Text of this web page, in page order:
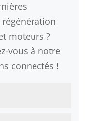
moteurs ?
vous à notre
connectés !